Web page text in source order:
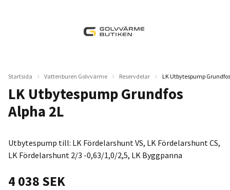
Startsida Vattenburen Golvvärme Reservdelar LK Utbytespump
LK Utbytespump Grundfos
Alpha 2L
Utbytespump till: LK Fördelarshunt VS, LK Fördelarshunt CS,
LK Fördelarshunt 2/3 -0,63/1,0/2,5, LK Byggpanna
4 038 SEK